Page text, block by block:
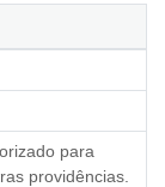
para
providências.